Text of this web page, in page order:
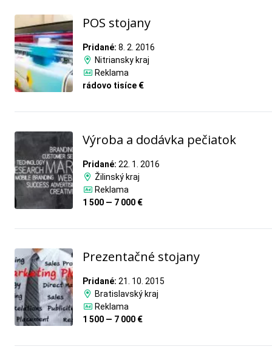
POS stojany
Pridané: 8. 2. 2016
Nitriansky kraj
Reklama
rádovo tisíce €
Výroba a dodávka pečiatok
Pridané: 22. 1. 2016
Žilinský kraj
Reklama
1 500 — 7 000 €
Prezentačné stojany
Pridané: 21. 10. 2015
Bratislavský kraj
Reklama
1 500 — 7 000 €